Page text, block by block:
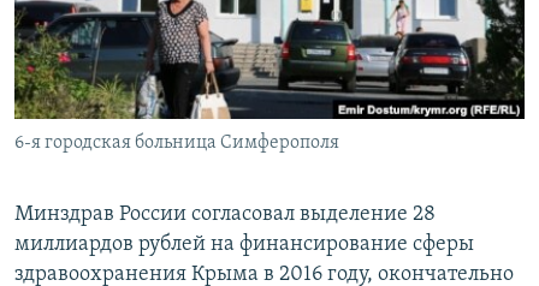
ПОБЕДИТЕЛЕЙ НЕ СУДЯТ?
КРЫМ.НЕПОКОРЕННЫЙ
ELIFBE
УКРАИНСКАЯ ПРОБЛЕМА КРЫМА
ПРИСОЕДИНЯЙТЕСЬ!
6-я городская больница Симферополя
Минздрав России согласовал выделение 28
миллиардов рублей на финансирование сферы
здравоохранения Крыма в 2016 году, окончательно